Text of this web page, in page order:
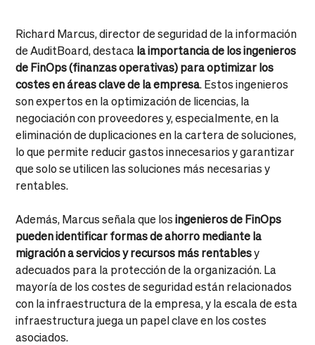
Richard Marcus, director de seguridad de la información
de AuditBoard, destaca la importancia de los ingenieros
de FinOps (finanzas operativas) para optimizar los
costes en áreas clave de la empresa. Estos ingenieros
son expertos en la optimización de licencias, la
negociación con proveedores y, especialmente, en la
eliminación de duplicaciones en la cartera de soluciones,
lo que permite reducir gastos innecesarios y garantizar
que solo se utilicen las soluciones más necesarias y
rentables.
Además, Marcus señala que losingenieros de FinOps
pueden identificar formas de ahorro mediante la
migración a servicios y recursos más rentablesy
adecuados para la protección de la organización. La
mayoría de los costes de seguridad están relacionados
con la infraestructura de la empresa, y la escala de esta
infraestructura juega un papel clave en los costes
asociados.